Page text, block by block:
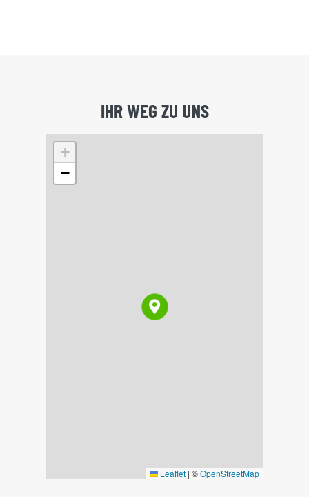
IHR WEG ZU UNS
+
−
Leaflet | ©OpenStreetMap